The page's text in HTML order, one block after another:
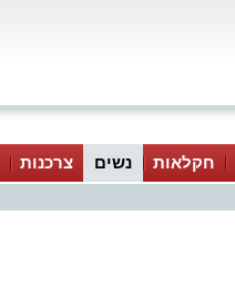
חקלאות נשים צרכנות